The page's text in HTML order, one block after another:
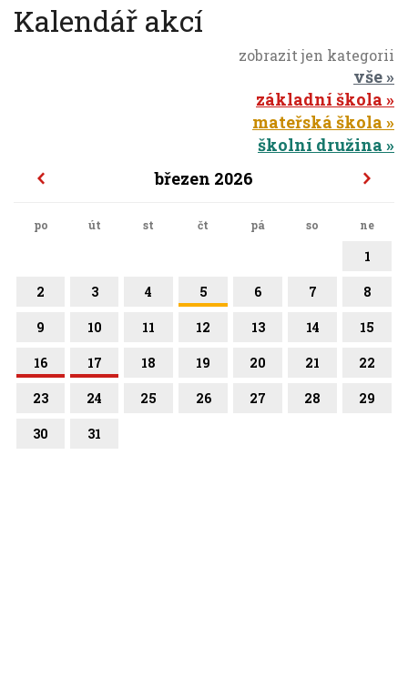
Kalendář akcí
zobrazit jen kategorii
vše
základní škola
mateřská škola
školní družina
březen 2026
po út st čt pá so ne
1
2 3 4 5 6 7 8
9 10 11 12 13 14 15
16 17 18 19 20 21 22
23 24 25 26 27 28 29
30 31